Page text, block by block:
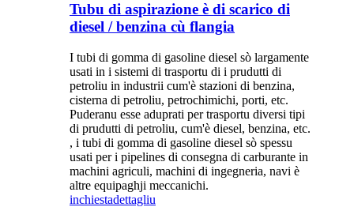
Tubu di aspirazione è di scarico di
diesel / benzina cù flangia
I tubi di gomma di gasoline diesel sò largamente
usati in i sistemi di trasportu di i prudutti di
petroliu in industrii cum'è stazioni di benzina,
cisterna di petroliu, petrochimichi, porti, etc.
Puderanu esse aduprati per trasportu diversi tipi
di prudutti di petroliu, cum'è diesel, benzina, etc.
, i tubi di gomma di gasoline diesel sò spessu
usati per i pipelines di consegna di carburante in
machini agriculi, machini di ingegneria, navi è
altre equipaghji meccanichi.
inchiestadettagliu